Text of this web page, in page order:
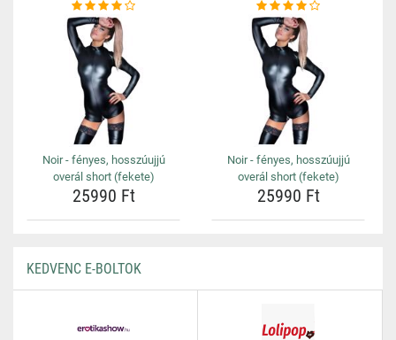
Noir - fényes, hosszúujjú
overál short (fekete)
25990 Ft
Noir - fényes, hosszúujjú
overál short (fekete)
25990 Ft
KEDVENC E-BOLTOK